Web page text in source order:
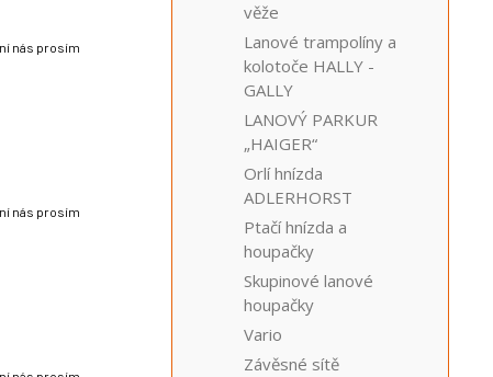
nás prosím
nás prosím
věže
Lanové trampolíny a
kolotoče HALLY -
GALLY
LANOVÝ PARKUR
„HAIGER“
Orlí hnízda
ADLERHORST
Ptačí hnízda a
houpačky
Skupinové lanové
houpačky
Vario
Závěsné sítě